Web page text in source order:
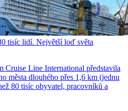
tisíc lidí. Největší loď světa
Cruise Line International představila
města dlouhého přes 1,6 km (jednu
80 tisíc obyvatel, pracovníků a